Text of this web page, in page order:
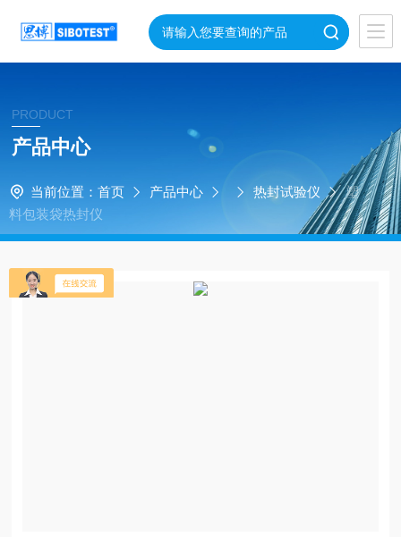
PRODUCT
产品中心
当前位置： 首页 产品中心 热封试验仪
塑
料包装袋热封仪